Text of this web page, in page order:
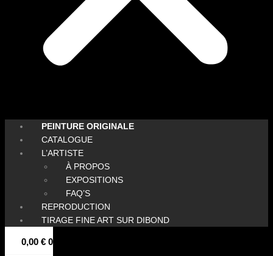
PEINTURE ORIGINALE
CATALOGUE
L’ARTISTE
À PROPOS
EXPOSITIONS
FAQ’S
REPRODUCTION
TIRAGE FINE ART SUR DIBOND
0,00 € 0